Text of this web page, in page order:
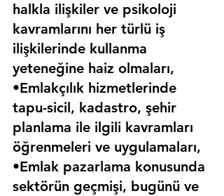
halkla ilişkiler ve psikoloji
kavramlarını her türlü iş
ilişkilerinde kullanma
yeteneğine haiz olmaları,
•Emlakçılık hizmetlerinde
tapu-sicil, kadastro, şehir
planlama ile ilgili kavramları
öğrenmeleri ve uygulamaları,
•Emlak pazarlama konusunda
sektörün geçmişi, bugünü ve